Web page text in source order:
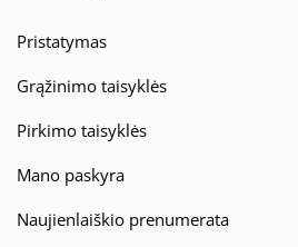
Pristatymas
Grąžinimo taisyklės
Pirkimo taisyklės
Mano paskyra
Naujienlaiškio prenumerata